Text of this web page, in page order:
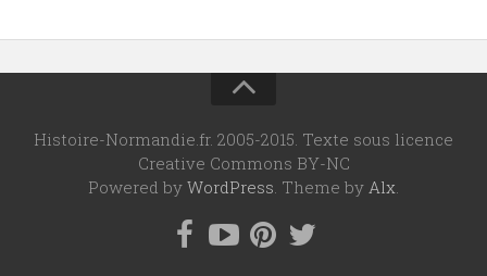
Histoire-Normandie.fr. 2005-2015. Texte sous licence
Creative Commons BY-NC
Powered by WordPress. Theme by Alx.